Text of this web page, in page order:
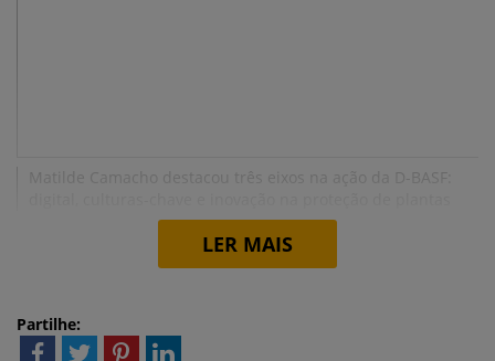
Matilde Camacho destacou três eixos na ação da D-BASF:
LER MAIS
Partilhe: